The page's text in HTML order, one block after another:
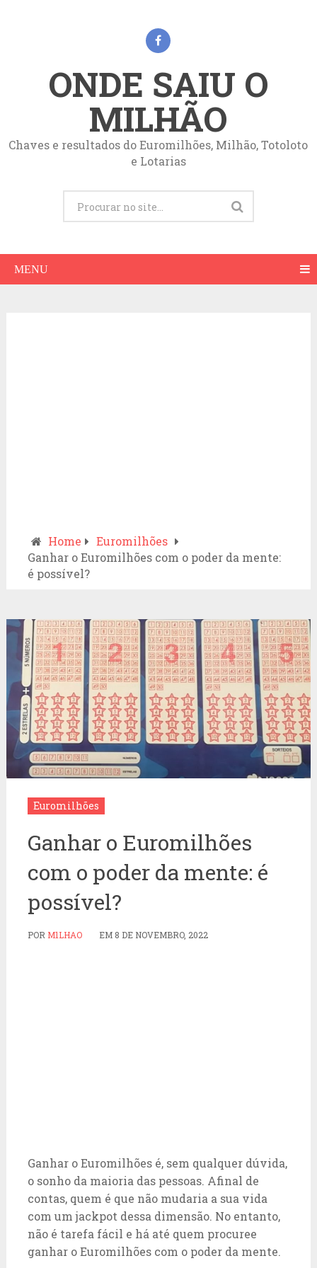
ONDE SAIU O
MILHÃO
Chaves e resultados do Euromilhões, Milhão, Totoloto
e Lotarias
MENU
Home
Euromilhões
Ganhar o Euromilhões com o poder da mente:
é possível?
Euromilhões
Ganhar o Euromilhões
com o poder da mente: é
possível?
POR M1LHAO EM 8 DE NOVEMBRO, 2022
Ganhar o Euromilhões é, sem qualquer dúvida,
o sonho da maioria das pessoas. Afinal de
contas, quem é que não mudaria a sua vida
com um jackpot dessa dimensão. No entanto,
não é tarefa fácil e há até quem procuree
ganhar o Euromilhões com o poder da mente.